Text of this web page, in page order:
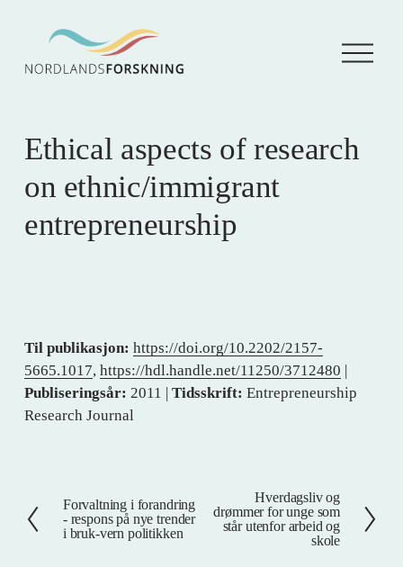
Å
p
n
Ethical aspects of research
on ethnic/immigrant
entrepreneurship
Til publikasjon: https://doi.org/10.2202/2157-
5665.1017, https://hdl.handle.net/11250/3712480
Publiseringsår: 2011 | Tidsskrift: Entrepreneurship
Research Journal
F
o
Forvaltning i forandring
- respons på nye trender
i bruk-vern politikken
Hverdagsliv og
drømmer for unge som
står utenfor arbeid og
skole